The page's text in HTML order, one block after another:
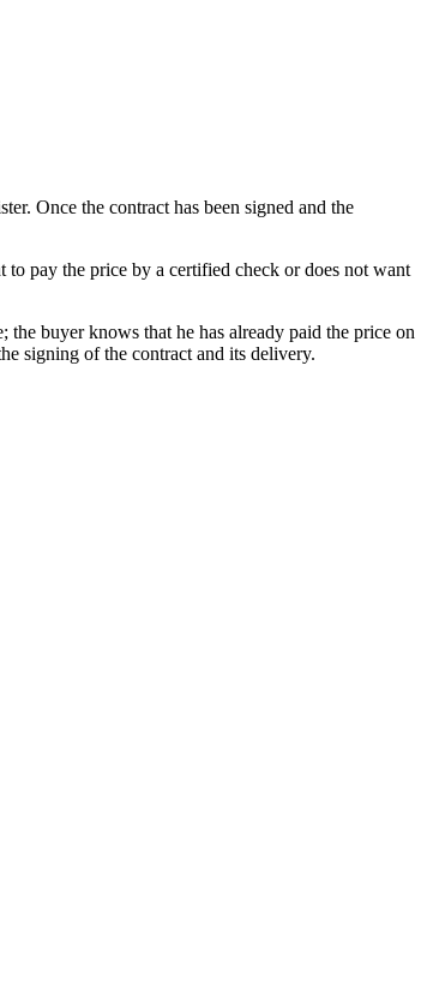
Once the contract has been signed and the
to pay the price by a certified check or does not want
buyer knows that he has already paid the price on
signing of the contract and its delivery.